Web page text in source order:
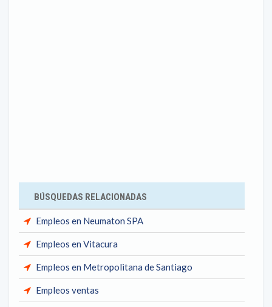
BÚSQUEDAS RELACIONADAS
Empleos en Neumaton SPA
Empleos en Vitacura
Empleos en Metropolitana de Santiago
Empleos ventas